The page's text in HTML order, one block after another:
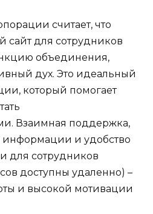
считает, что
сайт для сотрудников
объединения,
дух. Это идеальный
который помогает
Взаимная поддержка,
информации и удобство
для сотрудников
доступны удаленно) –
и высокой мотивации